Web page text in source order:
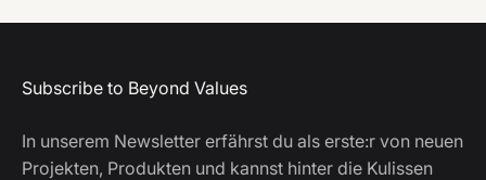
Subscribe to Beyond Values
In unserem Newsletter erfährst du als erste:r von neuen
Projekten, Produkten und kannst hinter die Kulissen